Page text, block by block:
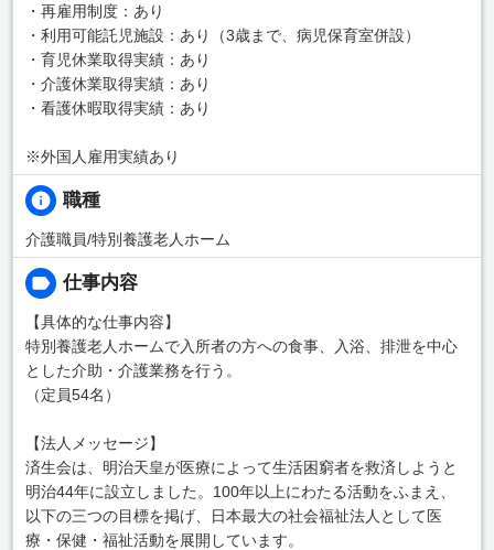
・再雇用制度：あり
・利用可能託児施設：あり（3歳まで、病児保育室併設）
・育児休業取得実績：あり
・介護休業取得実績：あり
・看護休暇取得実績：あり
※外国人雇用実績あり
職種
介護職員/特別養護老人ホーム
仕事内容
【具体的な仕事内容】
特別養護老人ホームで入所者の方への食事、入浴、排泄を中心
とした介助・介護業務を行う。
（定員54名）
【法人メッセージ】
済生会は、明治天皇が医療によって生活困窮者を救済しようと
明治44年に設立しました。100年以上にわたる活動をふまえ、
以下の三つの目標を掲げ、日本最大の社会福祉法人として医
療・保健・福祉活動を展開しています。